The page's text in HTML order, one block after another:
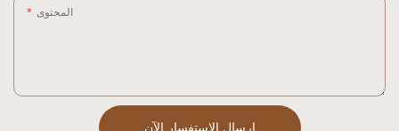
المحتوى
إرسال الاستفسار الآن